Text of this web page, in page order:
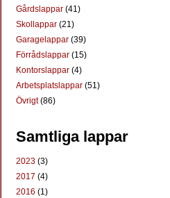
Gårdslappar (41)
Skollappar (21)
Garagelappar (39)
Förrådslappar (15)
Kontorslappar (4)
Arbetsplatslappar (51)
Övrigt(86)
Samtliga lappar
2023 (3)
2017 (4)
2016 (1)